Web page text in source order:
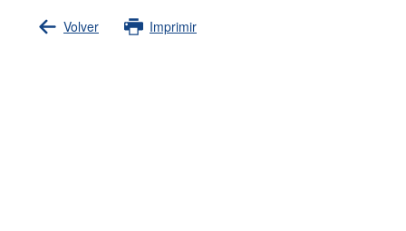
Volver Imprimir